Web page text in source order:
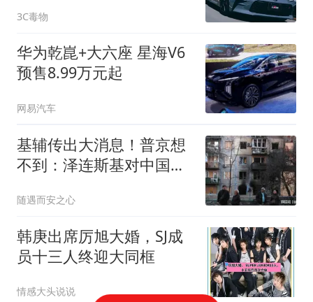
3C毒物
华为乾崑+大六座 星海V6
预售8.99万元起
网易汽车
基辅传出大消息！普京想
不到：泽连斯基对中国的
随遇而安之心
韩庚出席厉旭大婚，SJ成
员十三人终迎大同框
情感大头说说